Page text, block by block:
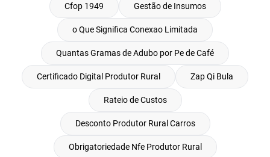
Cfop 1949 Gestão de Insumos
o Que Significa Conexao Limitada
Quantas Gramas de Adubo por Pe de Café
Certificado Digital Produtor Rural Zap Qi Bula
Rateio de Custos
Desconto Produtor Rural Carros
Obrigatoriedade Nfe Produtor Rural